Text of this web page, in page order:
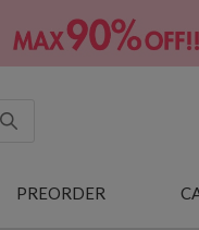
PREORDER